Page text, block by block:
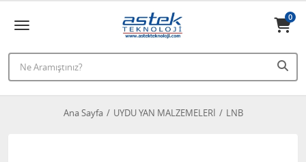
0
Ana Sayfa UYDU YAN MALZEMELERİ LNB